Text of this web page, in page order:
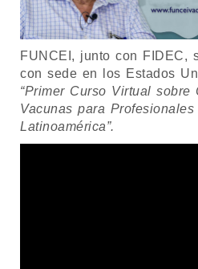
FUNCEI, junto con FIDEC,
con sede en los Estados
“Primer Curso Virtual sobre
Vacunas para
Latinoamérica”.